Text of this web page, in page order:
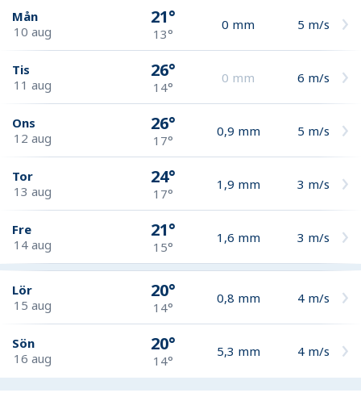
Mån
10 aug
21°
13°
0 mm 5 m/s
Tis
11 aug
26°
14°
0 mm 6 m/s
Ons
12 aug
26°
17°
0,9 mm 5 m/s
Tor
13 aug
24°
17°
1,9 mm 3 m/s
Fre
14 aug
21°
15°
1,6 mm 3 m/s
Lör
15 aug
20°
14°
0,8 mm 4 m/s
Sön
16 aug
20°
14°
5,3 mm 4 m/s